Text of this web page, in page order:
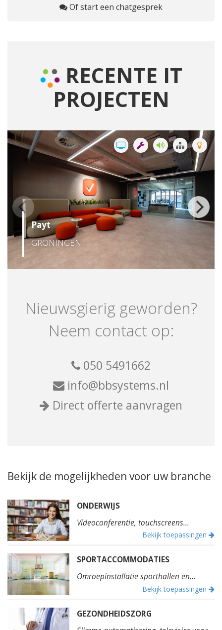
Of start een chatgesprek
RECENTE IT
PROJECTEN
Payt
GRONINGEN
Nieuwsgierig geworden?
Neem contact op:
050 5491662
info@bbsystems.nl
Direct offerte aanvragen
Bekijk de mogelijkheden voor uw branche
ONDERWIJS
Videoconferentie, touchscreens...
Bekijk toepassingen
SPORTACCOMMODATIES
Omroepinstallatie sporthallen en...
Bekijk toepassingen
GEZONDHEIDSZORG